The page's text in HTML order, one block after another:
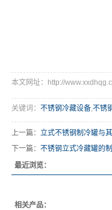
本文网址：http://
关键词： 不锈钢冷藏设备,不锈
上一篇： 立式不锈钢制冷罐与
下一篇： 不锈钢立式冷藏罐的
最近浏览：
相关产品：